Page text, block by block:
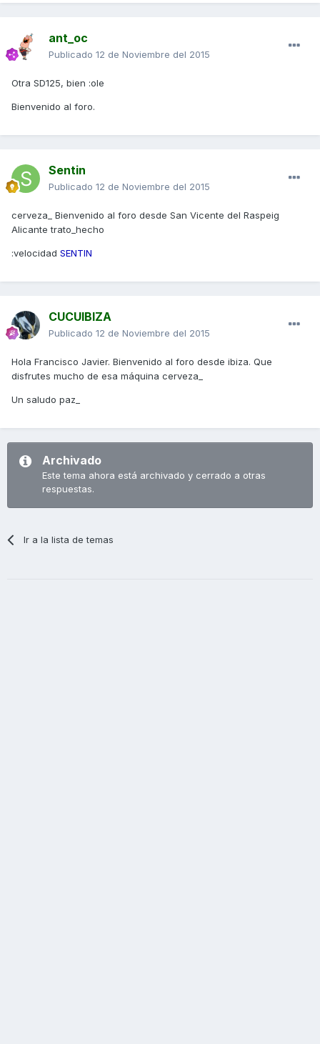
ant_oc
Publicado 12 de Noviembre del 2015
Otra SD125, bien :ole
Bienvenido al foro.
Sentin
Publicado 12 de Noviembre del 2015
cerveza_ Bienvenido al foro desde San Vicente del Raspeig
Alicante trato_hecho
:velocidad SENTIN
CUCUIBIZA
Publicado 12 de Noviembre del 2015
Hola Francisco Javier. Bienvenido al foro desde ibiza. Que
disfrutes mucho de esa máquina cerveza_
Un saludo paz_
Archivado
Este tema ahora está archivado y cerrado a otras
respuestas.
Ir a la lista de temas